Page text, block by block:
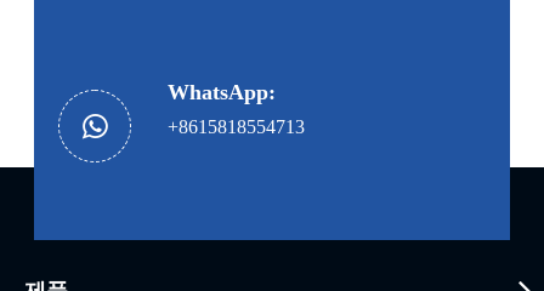
WhatsApp:
+8615818554713